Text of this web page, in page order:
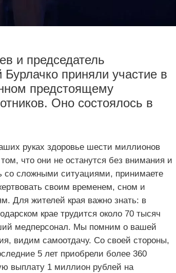
и председатель
приняли участие в
предстоящему
Оно состоялось в
руках здоровье шести миллионов
что они не останутся без внимания и
со сложными ситуациями, принимаете
своим временем, сном и
Для жителей края важно знать: в
крае трудится около 70 тысяч
медперсонал. Мы помним о вашей
видим самоотдачу. Со своей стороны,
5 лет приобрели более 360
выплату 1 миллион рублей на